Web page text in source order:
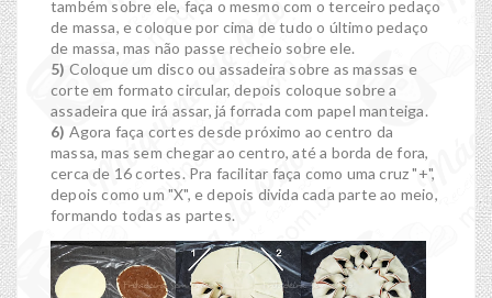
também sobre ele, faça o mesmo com o terceiro pedaço
de massa, e coloque por cima de tudo o último pedaço
de massa, mas não passe recheio sobre ele.
5) Coloque um disco ou assadeira sobre as massas e
corte em formato circular, depois coloque sobre a
assadeira que irá assar, já forrada com papel manteiga.
6) Agora faça cortes desde próximo ao centro da
massa, mas sem chegar ao centro, até a borda de fora,
cerca de 16 cortes. Pra facilitar faça como uma cruz "+",
depois como um "X", e depois divida cada parte ao meio,
formando todas as partes.